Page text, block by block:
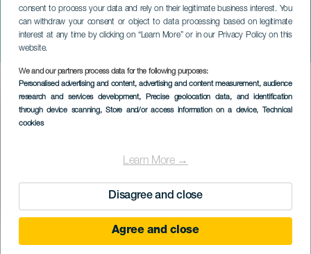
consent to process your data and rely on their legitimate business interest. You
can withdraw your consent or object to data processing based on legitimate
interest at any time by clicking on “Learn More” or in our Privacy Policy on this
website.
We and our partners process data for the following purposes:
Personalised advertising and content, advertising and content measurement, audience
research and services development, Precise geolocation data, and identification
through device scanning, Store and/or access information on a device, Technical
cookies
Learn More →
Disagree and close
Agree and close
Pantomima Full: Hecho a
mano
TENERIFE
Imagen
Listado